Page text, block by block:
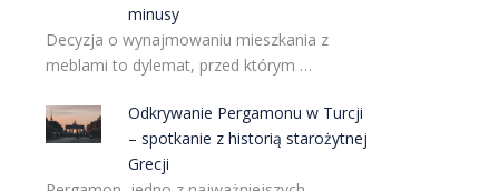
minusy
Decyzja o wynajmowaniu mieszkania z
meblami to dylemat, przed którym …
Odkrywanie Pergamonu w Turcji
– spotkanie z historią starożytnej
Grecji